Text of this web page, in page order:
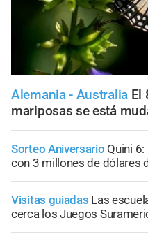
Alemania - Australia El
mariposas se está
Sorteo Aniversario Quini
con 3 millones de dólares
Visitas guiadas Las
cerca los Juegos